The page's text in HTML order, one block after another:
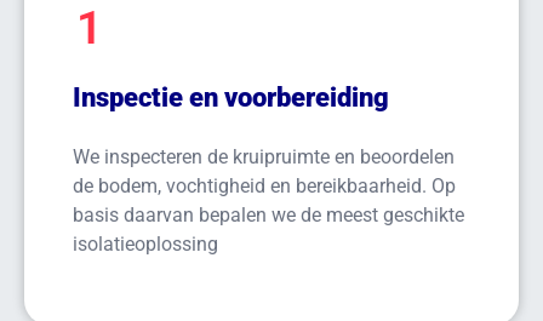
1
Inspectie en voorbereiding
We inspecteren de kruipruimte en beoordelen
de bodem, vochtigheid en bereikbaarheid. Op
basis daarvan bepalen we de meest geschikte
isolatieoplossing